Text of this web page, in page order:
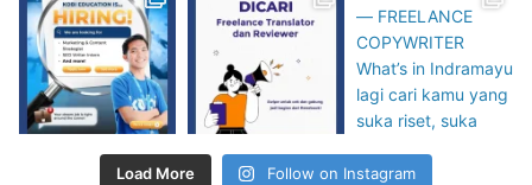
Load More Follow on Instagram